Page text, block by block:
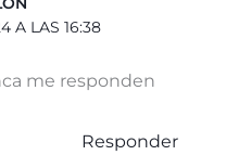
A LAS 16:38
me responden
Responder